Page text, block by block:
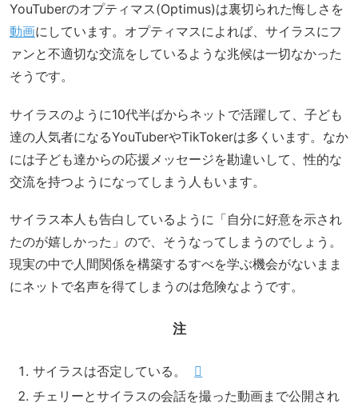
YouTuberのオプティマス(Optimus)は裏切られた悔しさを
動画にしています。オプティマスによれば、サイラスにフ
ァンと不適切な交流をしているような兆候は一切なかった
そうです。
サイラスのように10代半ばからネットで活躍して、子ども
達の人気者になるYouTuberやTikTokerは多くいます。なか
には子ども達からの応援メッセージを勘違いして、性的な
交流を持つようになってしまう人もいます。
サイラス本人も告白しているように「自分に好意を示され
たのが嬉しかった」ので、そうなってしまうのでしょう。
現実の中で人間関係を構築するすべを学ぶ機会がないまま
にネットで名声を得てしまうのは危険なようです。
注
サイラスは否定している。
チェリーとサイラスの会話を撮った動画まで公開され